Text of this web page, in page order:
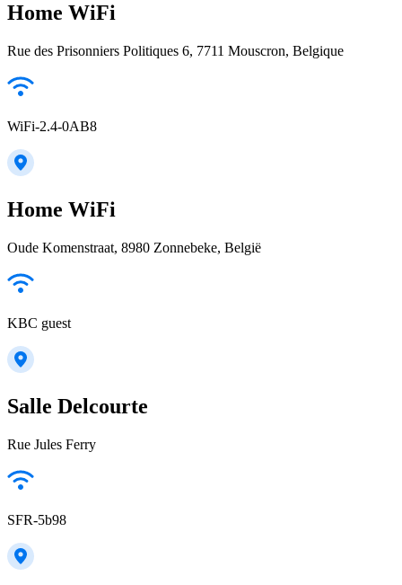
Home WiFi
Rue des Prisonniers Politiques 6, 7711 Mouscron, Belgique
WiFi-2.4-0AB8
Home WiFi
Oude Komenstraat, 8980 Zonnebeke, België
KBC guest
Salle Delcourte
Rue Jules Ferry
SFR-5b98